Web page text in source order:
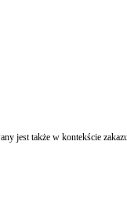
jest także w kontekście